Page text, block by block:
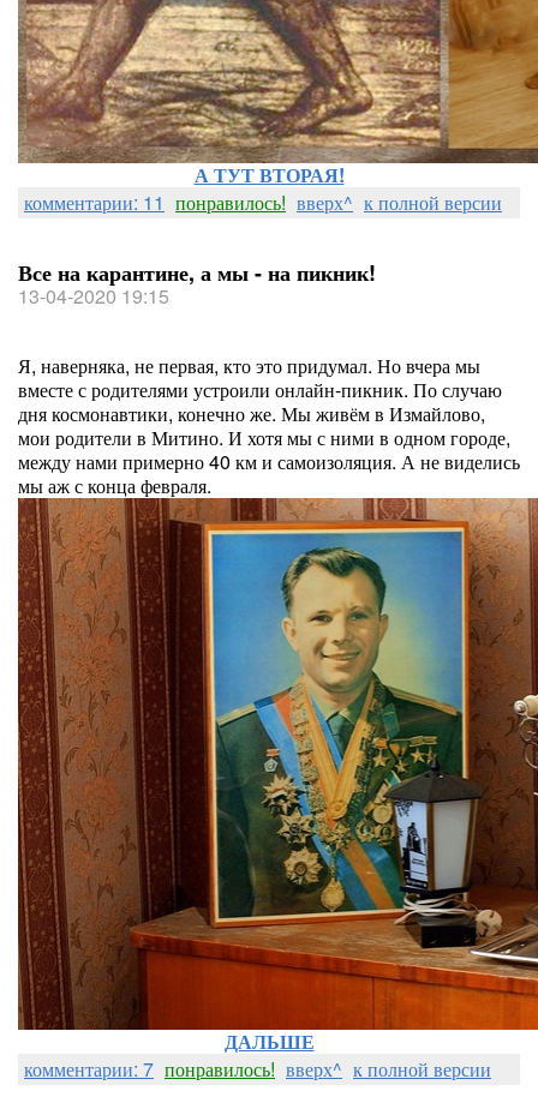
А ТУТ ВТОРАЯ!
комментарии: 11 понравилось! вверх^ к полной версии
Все на карантине, а мы - на пикник!
13-04-2020 19:15
Я, наверняка, не первая, кто это придумал. Но вчера мы
вместе с родителями устроили онлайн-пикник. По случаю
дня космонавтики, конечно же. Мы живём в Измайлово,
мои родители в Митино. И хотя мы с ними в одном городе,
между нами примерно 40 км и самоизоляция. А не виделись
мы аж с конца февраля.
ДАЛЬШЕ
комментарии: 7 понравилось! вверх^ к полной версии